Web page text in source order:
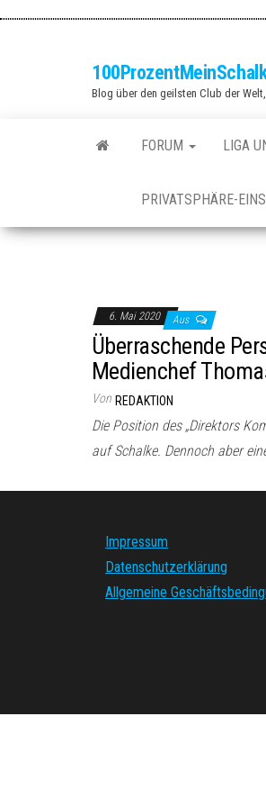
Blog über den geilsten Club der
FORUM LIGA
PRIVATSPHÄRE-
6. Mai 2020 Aus
Überraschende
Medienchef
Von REDAKTION
Die Position des „Direktors
auf Schalke. Dennoch aber
Impressum
Datenschutzerklärung
Allgemeine